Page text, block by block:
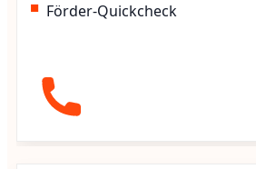
Förder-Quickcheck